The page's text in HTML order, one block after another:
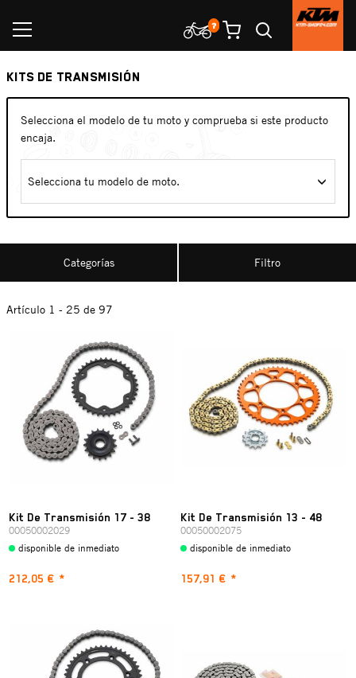
KITS DE TRANSMISIÓN
Selecciona el modelo de tu moto y comprueba si este producto
encaja.
Selecciona tu modelo de moto.
Categorías Filtro
Artículo 1 - 25 de 97
Kit De Transmisión 17 - 38
00050002029
disponible de inmediato
212,05 € *
Kit De Transmisión 13 - 48
00050002075
disponible de inmediato
157,91 € *